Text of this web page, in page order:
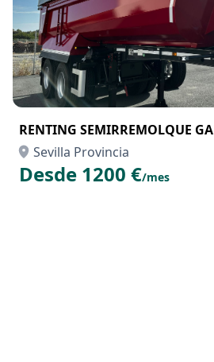
RENTING SEMIRREMOLQUE
Sevilla Provincia
Desde 1200 €/mes